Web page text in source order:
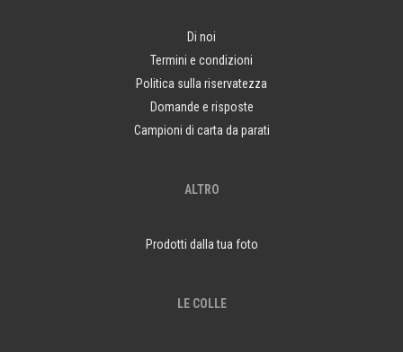
Di noi
Termini e condizioni
Politica sulla riservatezza
Domande e risposte
Campioni di carta da parati
ALTRO
Prodotti dalla tua foto
LE COLLE